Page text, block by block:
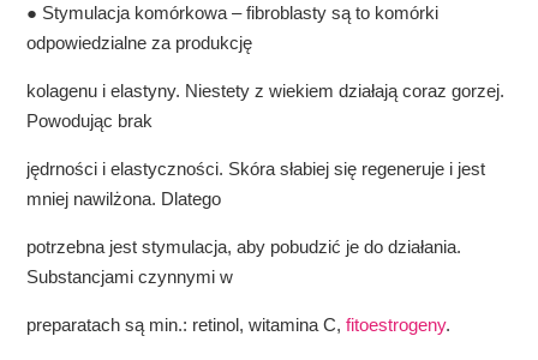
● Stymulacja komórkowa – fibroblasty są to komórki
odpowiedzialne za produkcję
kolagenu i elastyny. Niestety z wiekiem działają coraz gorzej.
Powodując brak
jędrności i elastyczności. Skóra słabiej się regeneruje i jest
mniej nawilżona. Dlatego
potrzebna jest stymulacja, aby pobudzić je do działania.
Substancjami czynnymi w
preparatach są min.: retinol, witamina C, fitoestrogeny.